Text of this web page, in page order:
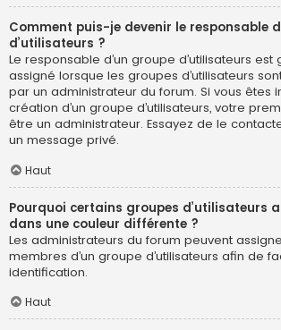
Comment puis-je devenir le responsable
d’utilisateurs ?
Le responsable d’un groupe d’utilisateurs
assigné lorsque les groupes d’utilisateurs
par un administrateur du forum. Si vous êtes
création d’un groupe d’utilisateurs, votre
être un administrateur. Essayez de le
un message privé.
Haut
Pourquoi certains groupes d’utilisateurs
dans une couleur différente ?
Les administrateurs du forum peuvent
membres d’un groupe d’utilisateurs afin de
identification.
Haut